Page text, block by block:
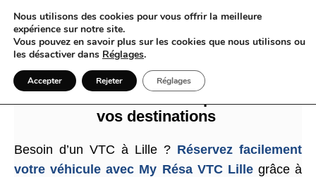
VTC Lille la promesse d’un voyage
vos destinations
Besoin d’un VTC à Lille ? Réservez facilement
votre véhicule avec My Résa VTC Lillegrâce à
Nous utilisons des cookies pour vous offrir la meilleure
expérience sur notre site.
Vous pouvez en savoir plus sur les cookies que nous utilisons ou
les désactiver dans Réglages.
Accepter Rejeter Réglages